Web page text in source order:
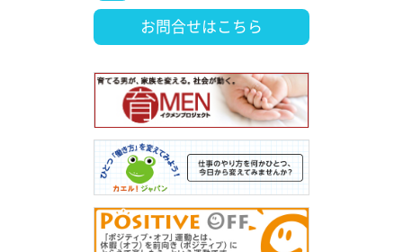
お問合せはこちら